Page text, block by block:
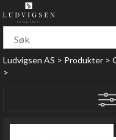
Ludvigsen AS>Produkter>
>